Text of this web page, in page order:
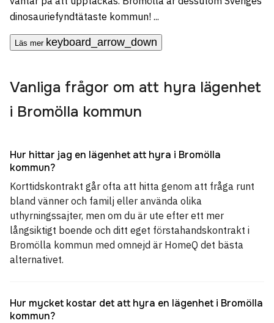
dinosauriefyndtätaste kommun! ...
Läs mer keyboard_arrow_down
Vanliga frågor om att hyra lägenhet
i Bromölla kommun
Hur hittar jag en lägenhet att hyra i Bromölla
kommun?
Korttidskontrakt går ofta att hitta genom att fråga runt
bland vänner och familj eller använda olika
uthyrningssajter, men om du är ute efter ett mer
långsiktigt boende och ditt eget förstahandskontrakt i
Bromölla kommun med omnejd är HomeQ det bästa
alternativet.
Hur mycket kostar det att hyra en lägenhet i Bromölla
kommun?